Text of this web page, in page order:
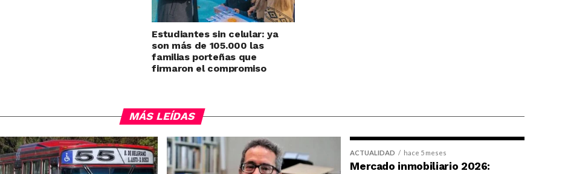
Estudiantes sin celular: ya
son más de 105.000 las
familias porteñas que
firmaron el compromiso
MÁS LEÍDAS
ACTUALIDAD hace 5 meses
Mercado inmobiliario 2026: